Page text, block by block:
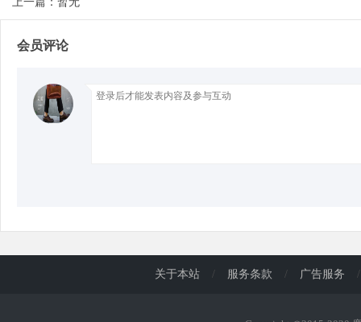
d
会员评论
关于本站 / 服务条款 / 广告服务 /